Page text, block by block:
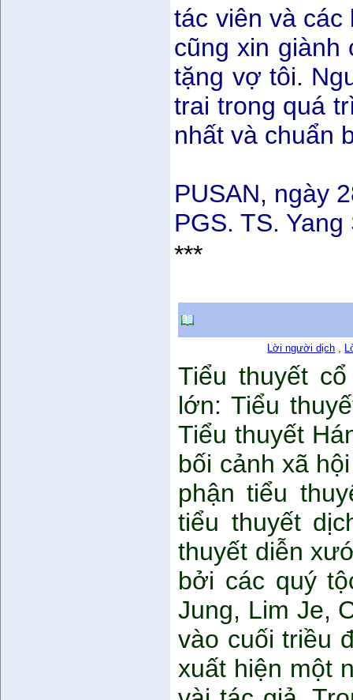
tác viên và các
cũng xin giành
tặng vợ tôi.
trai trong quá
nhất và chuẩn
PUSAN, ngày
PGS. TS.
***
Lời người dịch ,
Tiểu thuyết
lớn: Tiểu
Tiểu thuyết
bối cảnh xã
phận tiểu
tiểu thuyết
thuyết diễn
bởi các quý
Jung, Lim Je,
vào cuối triều
xuất hiện một